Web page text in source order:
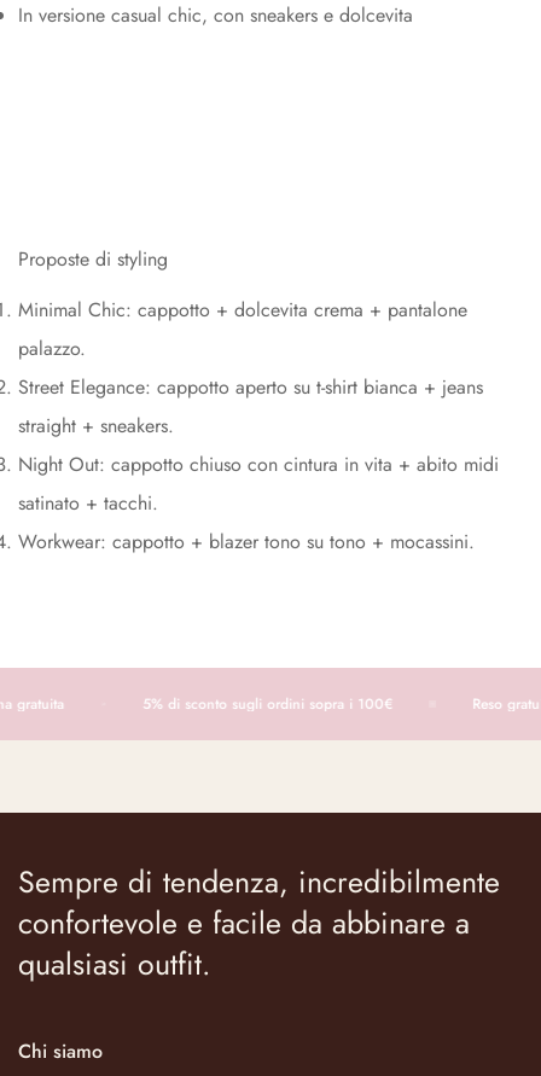
In versione casual chic, con sneakers e dolcevita
Proposte di styling
Minimal Chic: cappotto + dolcevita crema + pantalone
palazzo.
Street Elegance: cappotto aperto su t-shirt bianca + jeans
straight + sneakers.
Night Out: cappotto chiuso con cintura in vita + abito midi
satinato + tacchi.
Workwear: cappotto + blazer tono su tono + mocassini.
5% di sconto sugli ordini sopra i 100€ Reso gratuito
Sempre di tendenza, incredibilmente
confortevole e facile da abbinare a
qualsiasi outfit.
Chi siamo